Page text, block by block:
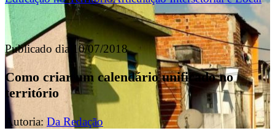
Publicado dia 10/07/2018
Como criar um calendário unificado no
território
Autoria: Da Redação